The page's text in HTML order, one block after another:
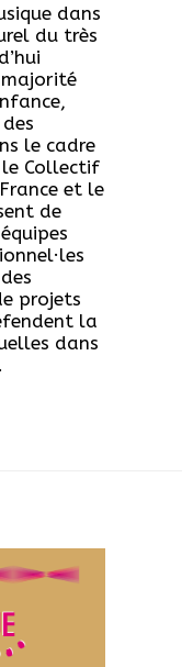
dans
du très
le cadre
Collectif
et le
de
projets
la
dans